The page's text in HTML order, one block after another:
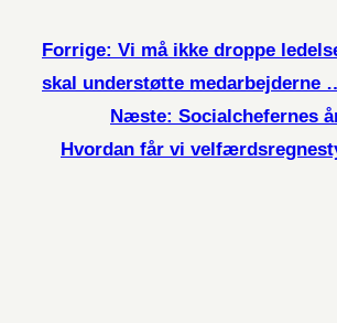
Forrige: Vi må ikke droppe
skal understøtte medarbejderne
Næste: Socialchefernes
Hvordan får vi